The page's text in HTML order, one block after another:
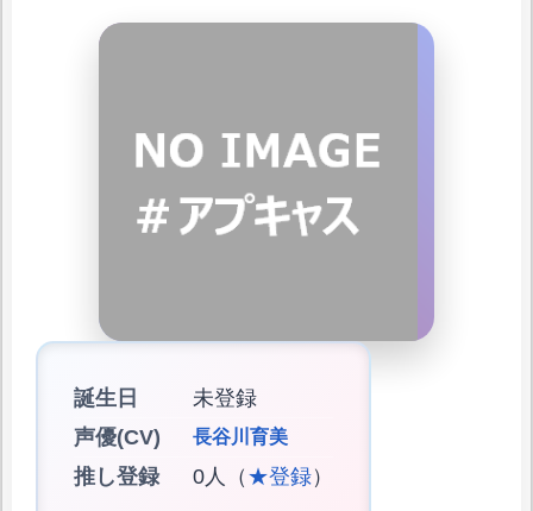
誕生日
未登録
声優(CV)
長谷川育美
推し登録 0人（ ★登録）